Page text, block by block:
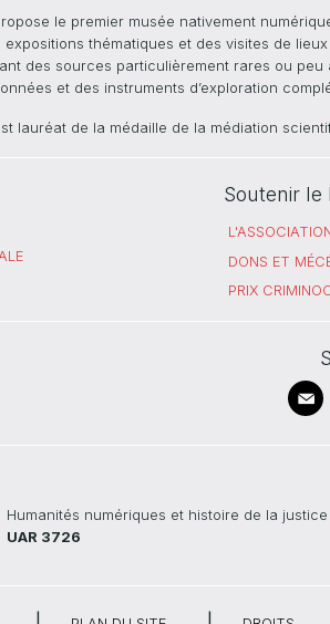
le premier musée nativement
thématiques et des visites de
des sources particulièrement rares ou
et des instruments d’exploration
lauréat de la médaille de la médiation
Soutenir le
DONS ET
PRIX
Humanités numériques et histoire de la justice
UAR 3726